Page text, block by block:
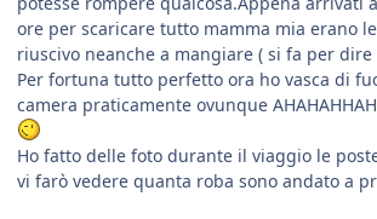
ore per scaricare tutto mamma mia erano
riuscivo neanche a mangiare ( si fa per dire
Per fortuna tutto perfetto ora ho vasca di
camera praticamente ovunque
Ho fatto delle foto durante il viaggio le
vi farò vedere quanta roba sono andato a